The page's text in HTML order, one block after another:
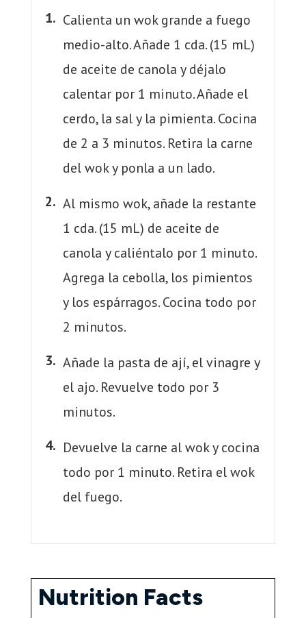
Calienta un wok grande a fuego
medio-alto. Añade 1 cda. (15 mL)
de aceite de canola y déjalo
calentar por 1 minuto. Añade el
cerdo, la sal y la pimienta. Cocina
de 2 a 3 minutos. Retira la carne
del wok y ponla a un lado.
Al mismo wok, añade la restante
1 cda. (15 mL) de aceite de
canola y caliéntalo por 1 minuto.
Agrega la cebolla, los pimientos
y los espárragos. Cocina todo por
2 minutos.
Añade la pasta de ají, el vinagre y
el ajo. Revuelve todo por 3
minutos.
Devuelve la carne al wok y cocina
todo por 1 minuto. Retira el wok
del fuego.
Nutrition Facts